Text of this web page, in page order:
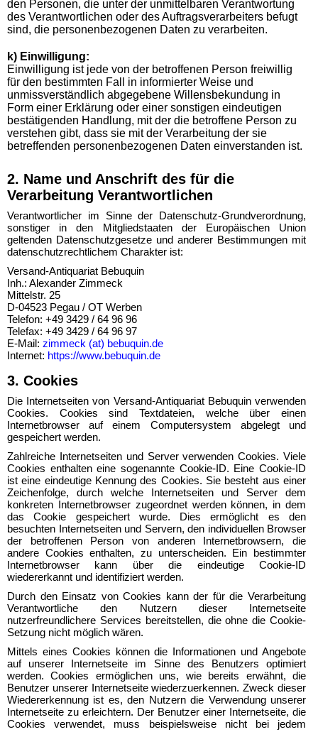
den Personen, die unter der unmittelbaren Verantwortung
des Verantwortlichen oder des Auftragsverarbeiters befugt
sind, die personenbezogenen Daten zu verarbeiten.
k) Einwilligung:
Einwilligung ist jede von der betroffenen Person freiwillig
für den bestimmten Fall in informierter Weise und
unmissverständlich abgegebene Willensbekundung in
Form einer Erklärung oder einer sonstigen eindeutigen
bestätigenden Handlung, mit der die betroffene Person zu
verstehen gibt, dass sie mit der Verarbeitung der sie
betreffenden personenbezogenen Daten einverstanden ist.
2. Name und Anschrift des für die
Verarbeitung Verantwortlichen
Verantwortlicher im Sinne der Datenschutz-Grundverordnung,
sonstiger in den Mitgliedstaaten der Europäischen Union
geltenden Datenschutzgesetze und anderer Bestimmungen mit
datenschutzrechtlichem Charakter ist:
Versand-Antiquariat Bebuquin
Inh.: Alexander Zimmeck
Mittelstr. 25
D-04523 Pegau / OT Werben
Telefon: +49 3429 / 64 96 96
Telefax: +49 3429 / 64 96 97
E-Mail: zimmeck (at) bebuquin.de
Internet: https://www.bebuquin.de
3. Cookies
Die Internetseiten von Versand-Antiquariat Bebuquin verwenden
Cookies. Cookies sind Textdateien, welche über einen
Internetbrowser auf einem Computersystem abgelegt und
gespeichert werden.
Zahlreiche Internetseiten und Server verwenden Cookies. Viele
Cookies enthalten eine sogenannte Cookie-ID. Eine Cookie-ID
ist eine eindeutige Kennung des Cookies. Sie besteht aus einer
Zeichenfolge, durch welche Internetseiten und Server dem
konkreten Internetbrowser zugeordnet werden können, in dem
das Cookie gespeichert wurde. Dies ermöglicht es den
besuchten Internetseiten und Servern, den individuellen Browser
der betroffenen Person von anderen Internetbrowsern, die
andere Cookies enthalten, zu unterscheiden. Ein bestimmter
Internetbrowser kann über die eindeutige Cookie-ID
wiedererkannt und identifiziert werden.
Durch den Einsatz von Cookies kann der für die Verarbeitung
Verantwortliche den Nutzern dieser Internetseite
nutzerfreundlichere Services bereitstellen, die ohne die Cookie-
Setzung nicht möglich wären.
Mittels eines Cookies können die Informationen und Angebote
auf unserer Internetseite im Sinne des Benutzers optimiert
werden. Cookies ermöglichen uns, wie bereits erwähnt, die
Benutzer unserer Internetseite wiederzuerkennen. Zweck dieser
Wiedererkennung ist es, den Nutzern die Verwendung unserer
Internetseite zu erleichtern. Der Benutzer einer Internetseite, die
Cookies verwendet, muss beispielsweise nicht bei jedem